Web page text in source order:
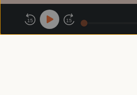
關於鏡好聽
商務合作 付費條款
15 15